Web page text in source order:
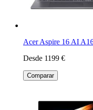
Acer Aspire 16 AI
Desde 1199 €
Comparar